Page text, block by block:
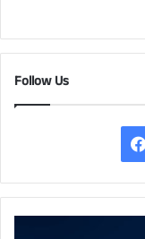
Follow Us